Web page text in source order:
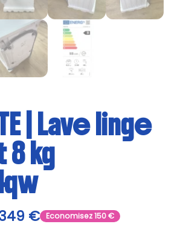
| Lave linge
kg
€ Economisez150€